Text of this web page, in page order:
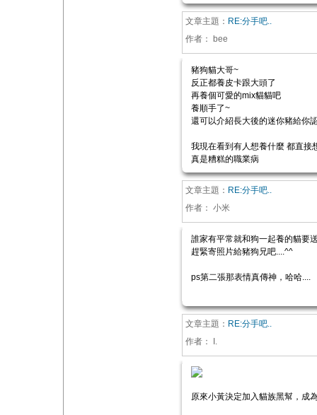
文章主題： RE:分手吧..
作者：
bee
豬狗貓大哥~
反正都養皮卡跟大頭了
再養個可愛的mix貓貓吧
養順手了~
還可以介紹長大後的迷你豬給你
我現在看到有人想養什麼 都直接
真是糟糕的職業病
文章主題： RE:分手吧..
作者： 小米
誰家有平常就和狗一起養的貓要
趕緊寄照片給豬狗兄吧....^^
ps第二張那表情真傳神，哈哈....
文章主題： RE:分手吧..
作者：
I.
原來小黃決定加入貓族黑幫，成